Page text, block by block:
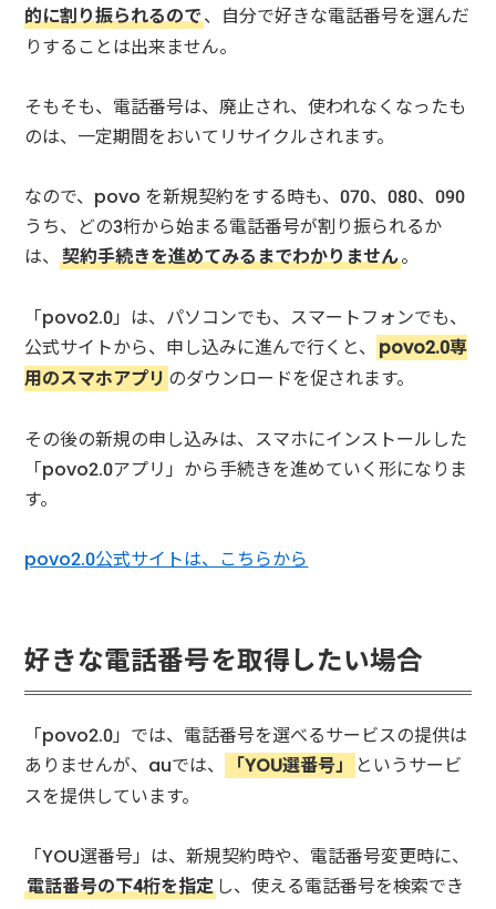
的に割り振られるので、自分で好きな電話番号を選んだ
りすることは出来ません。
そもそも、電話番号は、廃止され、使われなくなったも
のは、一定期間をおいてリサイクルされます。
なので、povo を新規契約をする時も、070、080、090
うち、どの3桁から始まる電話番号が割り振られるか
は、契約手続きを進めてみるまでわかりません。
「povo2.0」は、パソコンでも、スマートフォンでも、
公式サイトから、申し込みに進んで行くと、 povo2.0専
用のスマホアプリ のダウンロードを促されます。
その後の新規の申し込みは、スマホにインストールした
「povo2.0アプリ」から手続きを進めていく形になりま
す。
povo2.0公式サイトは、こちらから
好きな電話番号を取得したい場合
「povo2.0」では、電話番号を選べるサービスの提供は
ありませんが、auでは、
「YOU選番号」
というサービ
スを提供しています。
「YOU選番号」は、新規契約時や、電話番号変更時に、
電話番号の下4桁を指定し、使える電話番号を検索でき